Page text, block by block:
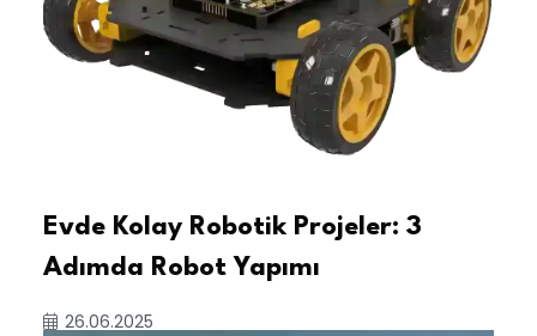
Evde Kolay Robotik Projeler: 3
Adımda Robot Yapımı
26.06.2025